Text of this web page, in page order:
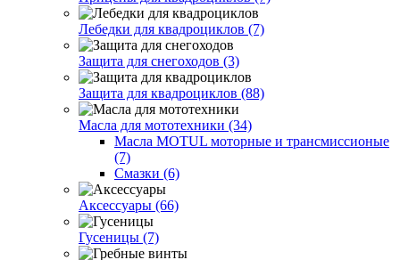
Лебедки для квадроциклов (7)
Защита для снегоходов (3)
Защита для квадроциклов (88)
Масла для мототехники (34)
Масла MOTUL моторные и трансмиссионые
(7)
Смазки (6)
Аксессуары (66)
Гусеницы (7)